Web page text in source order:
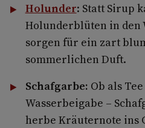
Holunder: Statt Sirup
Holunderblüten in den
sorgen für ein zart
sommerlichen Duft.
Schafgarbe: Ob als
Wasserbeigabe –
herbe Kräuternote ins